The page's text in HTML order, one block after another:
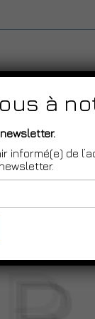
Skip to
à
informé(e) de